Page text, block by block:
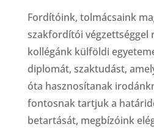
Fordítóink, tolmácsaink
szakfordítói végzettséggel
kollégánk külföldi
diplomát, szaktudást,
óta hasznosítanak
fontosnak tartjuk a
betartását, megbízóink